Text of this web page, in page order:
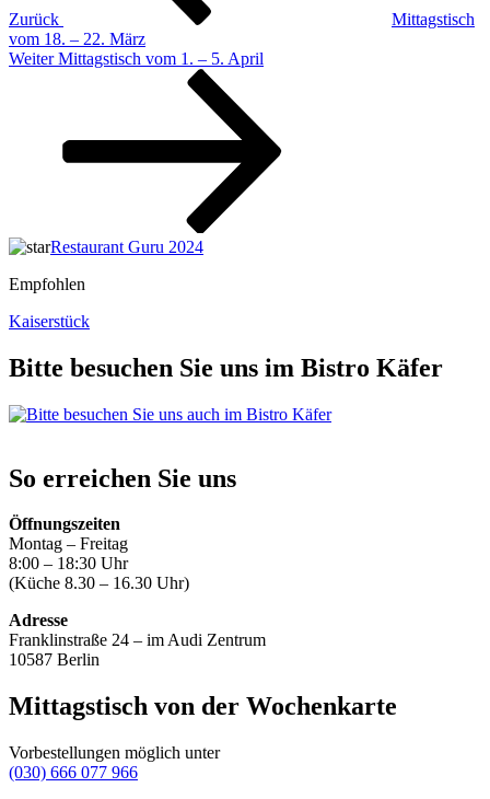
Zurück
Mittagstisch
vom 18. – 22. März
Nächster
Weiter Mittagstisch vom 1. – 5. April
Restaurant Guru 2024
Empfohlen
Kaiserstück
Bitte besuchen Sie uns im Bistro Käfer
So erreichen Sie uns
Öffnungszeiten
Montag – Freitag
8:00 – 18:30 Uhr
(Küche 8.30 – 16.30 Uhr)
Adresse
Franklinstraße 24 – im Audi Zentrum
10587 Berlin
Mittagstisch von der Wochenkarte
Vorbestellungen möglich unter
(030) 666 077 966